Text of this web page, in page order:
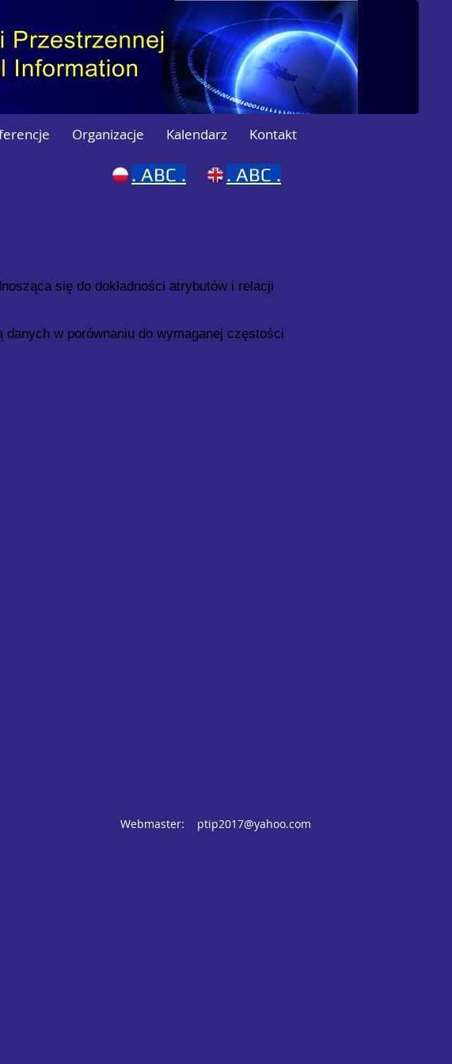
Organizacje Kalendarz Kontakt
. ABC . . ABC .
się do dokładności atrybutów i relacji
w porównaniu do wymaganej częstości
Webmaster: ptip2017@yahoo.com